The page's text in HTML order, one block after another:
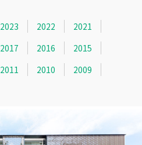
2023 2022
2021
2017 2016
2015
2011 2010
2009